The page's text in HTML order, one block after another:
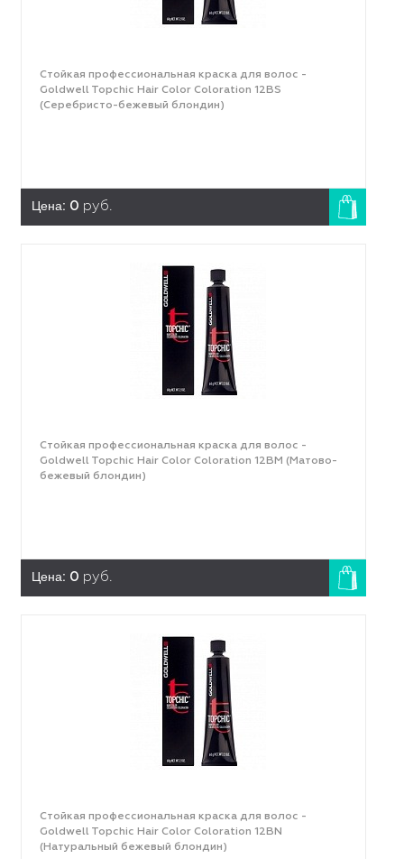
Стойкая профессиональная краска для волос -
Goldwell Topchic Hair Color Coloration 12ВS
(Серебристо-бежевый блондин)
Цена: 0 руб.
Стойкая профессиональная краска для волос -
Goldwell Topchic Hair Color Coloration 12ВМ (Матово-
бежевый блондин)
Цена: 0 руб.
Стойкая профессиональная краска для волос -
Goldwell Topchic Hair Color Coloration 12ВN
(Натуральный бежевый блондин)